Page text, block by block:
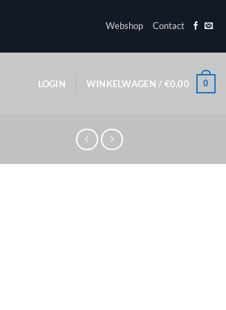
Webshop Contact
LOGIN WINKELWAGEN / €0,00 0